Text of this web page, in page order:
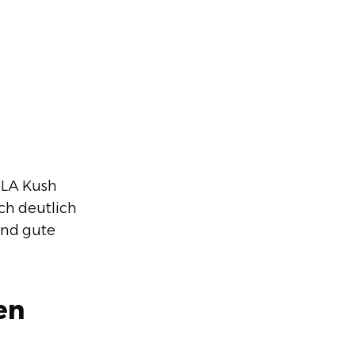
Kush
deutlich
gute